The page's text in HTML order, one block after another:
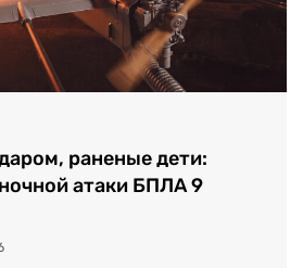
раненые дети:
атаки БПЛА 9